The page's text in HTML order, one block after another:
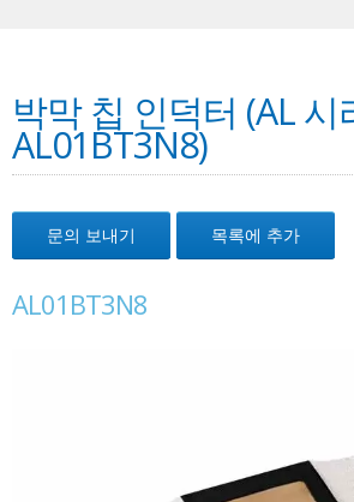
박막 칩 인덕터 (AL 시
AL01BT3N8)
문의 보내기 목록에 추가
AL01BT3N8